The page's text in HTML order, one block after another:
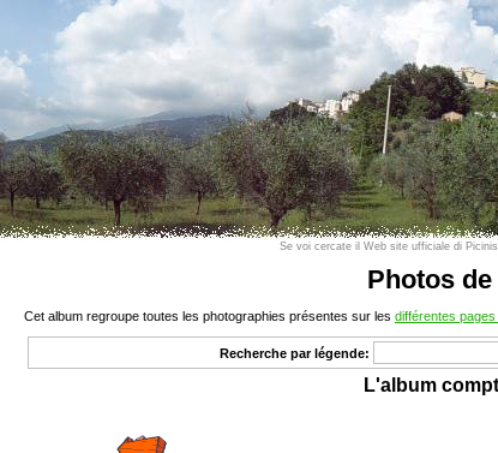
Se voi cercate il Web site ufficiale di
Photos
Cet album regroupe toutes les photographies présentes sur les différentes
Recherche par légende:
L'album